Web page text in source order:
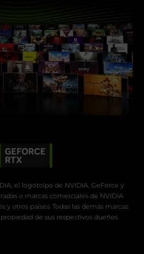
el logotoipo de NVIDIA, GeForce y
o marcas comerciales de NVIDIA
y otros países. Todas las demás marcas
de sus respectivos dueños.